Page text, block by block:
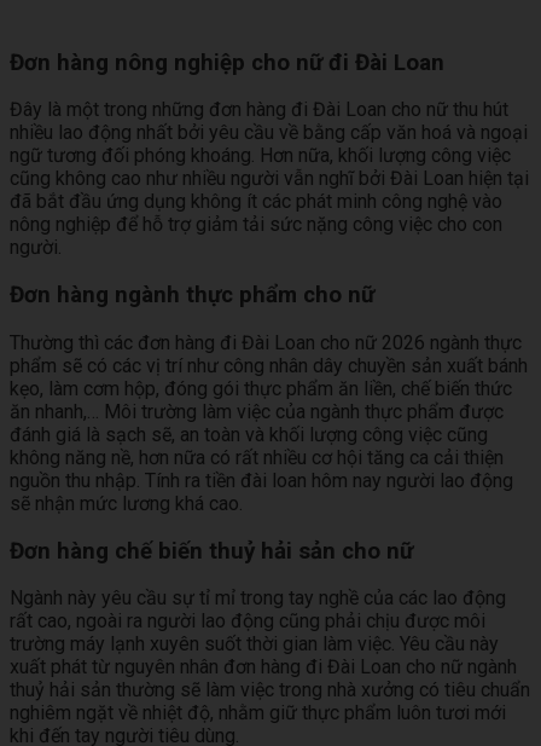
Đơn hàng nông nghiệp cho nữ đi Đài Loan
Đây là một trong những đơn hàng đi Đài Loan cho nữ thu hút
nhiều lao động nhất bởi yêu cầu về bằng cấp văn hoá và ngoại
ngữ tương đối phóng khoáng. Hơn nữa, khối lượng công việc
cũng không cao như nhiều người vẫn nghĩ bởi Đài Loan hiện tại
đã bắt đầu ứng dụng không ít các phát minh công nghệ vào
nông nghiệp để hỗ trợ giảm tải sức nặng công việc cho con
người.
Đơn hàng ngành thực phẩm cho nữ
Thường thì các đơn hàng đi Đài Loan cho nữ 2026 ngành thực
phẩm sẽ có các vị trí như công nhân dây chuyền sản xuất bánh
kẹo, làm cơm hộp, đóng gói thực phẩm ăn liền, chế biến thức
ăn nhanh,… Môi trường làm việc của ngành thực phẩm được
đánh giá là sạch sẽ, an toàn và khối lượng công việc cũng
không năng nề, hơn nữa có rất nhiều cơ hội tăng ca cải thiện
nguồn thu nhập. Tính ra tiền đài loan hôm nay người lao động
sẽ nhận mức lương khá cao.
Đơn hàng chế biến thuỷ hải sản cho nữ
Ngành này yêu cầu sự tỉ mỉ trong tay nghề của các lao động
rất cao, ngoài ra người lao động cũng phải chịu được môi
trường máy lạnh xuyên suốt thời gian làm việc. Yêu cầu này
xuất phát từ nguyên nhân đơn hàng đi Đài Loan cho nữ ngành
thuỷ hải sản thường sẽ làm việc trong nhà xưởng có tiêu chuẩn
nghiêm ngặt về nhiệt độ, nhằm giữ thực phẩm luôn tươi mới
khi đến tay người tiêu dùng.